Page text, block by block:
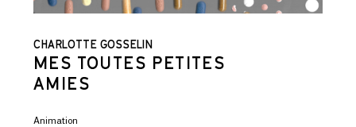
CHARLOTTE GOSSELIN
MES TOUTES PETITES
AMIES
Animation